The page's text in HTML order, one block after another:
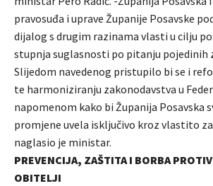
pravosuđa i uprave Županije Posavske
dijalog s drugim razinama vlasti u cilju
stupnja suglasnosti po pitanju pojedinih
Slijedom navedenog pristupilo bi se i
te harmoniziranju zakonodavstva u
napomenom kako bi Županija Posavska
promjene uvela isključivo kroz vlastito
naglasio je ministar.
PREVENCIJA, ZAŠTITA I BORBA
OBITELJI